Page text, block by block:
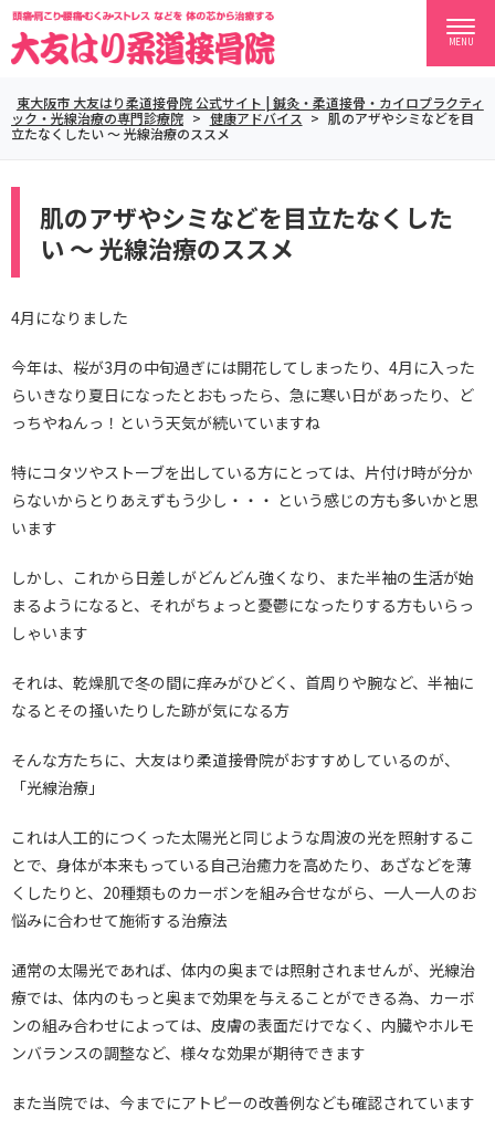
MENU
東大阪市 大友はり柔道接骨院 公式サイト | 鍼灸・柔道接骨・カイロプラクティ
ック・光線治療の専門診療院 > 健康アドバイス > 肌のアザやシミなどを目
立たなくしたい ～ 光線治療のススメ
肌のアザやシミなどを目立たなくした
い ～ 光線治療のススメ
4月になりました
今年は、桜が3月の中旬過ぎには開花してしまったり、4月に入った
らいきなり夏日になったとおもったら、急に寒い日があったり、ど
っちやねんっ！という天気が続いていますね
特にコタツやストーブを出している方にとっては、片付け時が分か
らないからとりあえずもう少し・・・ という感じの方も多いかと思
います
しかし、これから日差しがどんどん強くなり、また半袖の生活が始
まるようになると、それがちょっと憂鬱になったりする方もいらっ
しゃいます
それは、乾燥肌で冬の間に痒みがひどく、首周りや腕など、半袖に
なるとその掻いたりした跡が気になる方
そんな方たちに、大友はり柔道接骨院がおすすめしているのが、
「光線治療」
これは人工的につくった太陽光と同じような周波の光を照射するこ
とで、身体が本来もっている自己治癒力を高めたり、あざなどを薄
くしたりと、20種類ものカーボンを組み合せながら、一人一人のお
悩みに合わせて施術する治療法
通常の太陽光であれば、体内の奥までは照射されませんが、光線治
療では、体内のもっと奥まで効果を与えることができる為、カーボ
ンの組み合わせによっては、皮膚の表面だけでなく、内臓やホルモ
ンバランスの調整など、様々な効果が期待できます
また当院では、今までにアトピーの改善例なども確認されています